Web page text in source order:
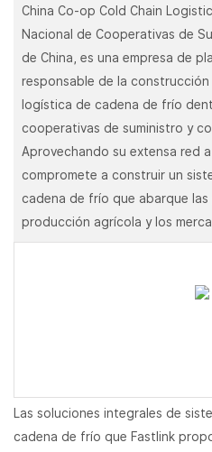
China Co-op Cold Chain
Nacional de Cooperativas de
de China, es una empresa de
responsable de la
logística de cadena de frío
cooperativas de suministro y
Aprovechando su extensa red
compromete a construir un
cadena de frío que abarque
producción agrícola y los
Las soluciones integrales de
cadena de frío que Fastlink